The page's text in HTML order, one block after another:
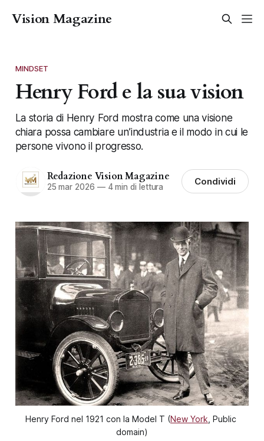
Vision Magazine
MINDSET
Henry Ford e la sua vision
La storia di Henry Ford mostra come una visione
chiara possa cambiare un’industria e il modo in cui le
persone vivono il progresso.
Redazione Vision Magazine
25 mar 2026 —4 min di lettura Condividi
Henry Ford nel 1921 con la Model T (New York , Public
domain)